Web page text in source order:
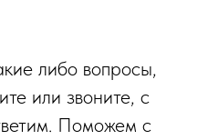
либо вопросы,
или звоните, с
Поможем с